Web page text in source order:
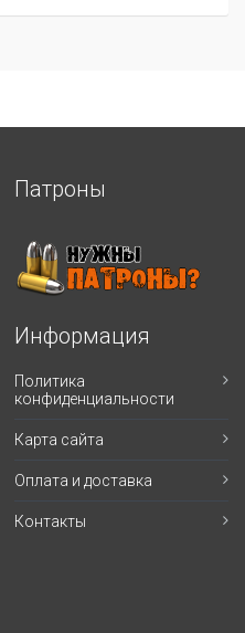
Патроны
Информация
Политика
конфиденциальности
Карта сайта
Оплата и доставка
Контакты